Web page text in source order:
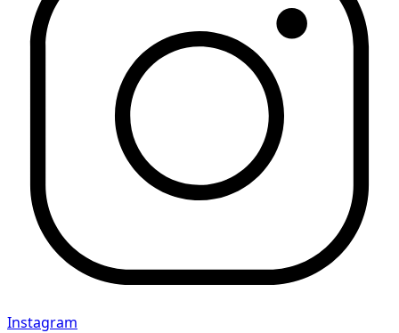
Instagram